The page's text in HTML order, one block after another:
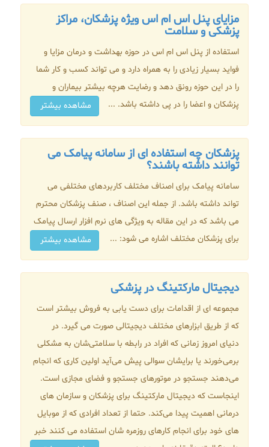
مزایای پنل اس ام اس ویژه پزشکان، مراکز
پزشکی و سلامت
استفاده از پنل اس ام اس در حوزه بهداشت و درمان مزایا و
فواید بسیار زیادی را به همراه دارد و می تواند کسب و کار شما
را در این حوزه رونق دهد و رضایت هرچه بیشتر بیماران و
پزشکان و اعضا را در پی داشته باشد. ...
مشاهده بیشتر
پزشکان چه استفاده ای از سامانه پیامک می
توانند داشته باشند؟
سامانه پیامک برای اصناف مختلف کاربردهای مختلفی می
تواند داشته باشد. از جمله این اصناف ، صنف پزشکان محترم
می باشد که در این مقاله به ویژگی های نرم افزار ارسال پیامک
برای پزشکان مختلف اشاره می شود: ...
مشاهده بیشتر
دیجیتال مارکتینگ در پزشکی
مجموعه ای از اقدامات برای دست یابی به فروش بیشتر است
که از طریق ابزارهای مختلف دیجیتالی صورت می گیرد. در
دنیای امروز زمانی که افراد در رابطه با سلامتی‌شان به مشکلی
برمی‌خورند یا برایشان سوالی پیش می‌آید اولین کاری که انجام
می‌دهند جستجو در موتورهای جستجو و فضای مجازی است.
اینجاست که دیجیتال مارکتینگ برای پزشکان و سازمان ‌های
درمانی اهمیت پیدا می‌کند. حتما از تعداد افرادی که از موبایل
های خود برای انجام کارهای روزمره شان استفاده می کنند خبر